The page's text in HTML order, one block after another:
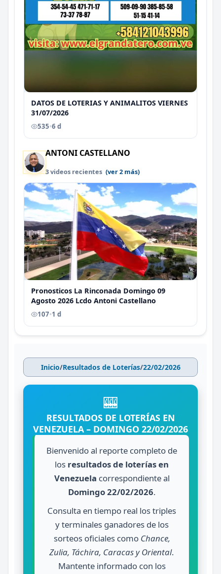
DATOS DE LOTERIAS Y ANIMALITOS VIERNES
31/07/2026
535•6 d
ANTONI CASTELLANO
3 videos recientes (ver 2 más)
Pronosticos La Rinconada Domingo 09
Agosto 2026 Lcdo Antoni Castellano
107•1 d
Inicio/Resultados de Loterías/22/02/2026
🎰
RESULTADOS DE LOTERÍAS EN
VENEZUELA – DOMINGO 22/02/2026
Bienvenido al reporte completo de
los resultados de loterías en
Venezuela correspondiente al
Domingo 22/02/2026.
Consulta en tiempo real los triples
y terminales ganadores de los
sorteos oficiales como Chance,
Zulia, Táchira, Caracas y Oriental.
Mantente informado con los